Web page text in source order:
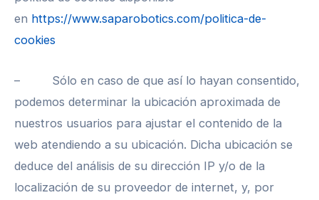
en https://www.saparobotics.com/politica-de-
cookies
– Sólo en caso de que así lo hayan consentido,
podemos determinar la ubicación aproximada de
nuestros usuarios para ajustar el contenido de la
web atendiendo a su ubicación. Dicha ubicación se
deduce del análisis de su dirección IP y/o de la
localización de su proveedor de internet, y, por